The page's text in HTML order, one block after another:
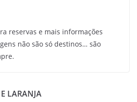
reservas e mais informações
não são só destinos… são
LARANJA